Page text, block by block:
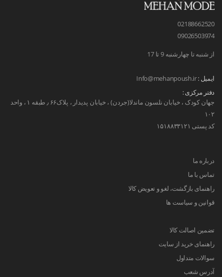
02188662520
09026503974
از شنبه تا چهارشنبه 9 تا 17
ایمیل :Info@mehanpoush.ir
دفتر مرکزی :
جهان کودک ، خیابان نلسون ماندلا(جردن) ، خیابان پدیدار ، پلاک۶۶ ٫ طبقه ۱ ، واحد
۱۰۲
کد پستی ۱۵۱۸۸۳۳۱۲۱
درباره ما
تماس با ما
راهنمای بازگشت، لغو و تعویض کالا
قوانین و سیاست ها
تضمین اصالت کالا
راهنمای خرید از سایت
سوالات متداول
آدرس شعب